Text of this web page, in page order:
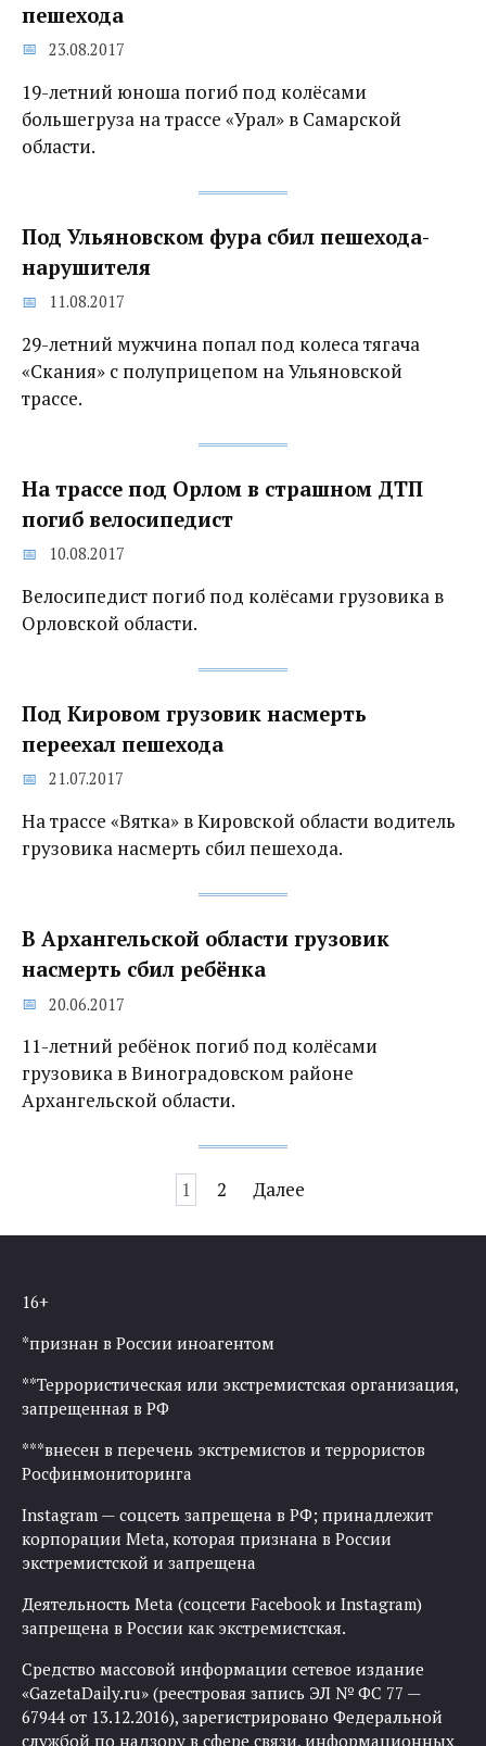
пешехода
23.08.2017
19-летний юноша погиб под колёсами
большегруза на трассе «Урал» в Самарской
области.
Под Ульяновском фура сбил пешехода-
нарушителя
11.08.2017
29-летний мужчина попал под колеса тягача
«Скания» с полуприцепом на Ульяновской
трассе.
На трассе под Орлом в страшном ДТП
погиб велосипедист
10.08.2017
Велосипедист погиб под колёсами грузовика в
Орловской области.
Под Кировом грузовик насмерть
переехал пешехода
21.07.2017
На трассе «Вятка» в Кировской области водитель
грузовика насмерть сбил пешехода.
В Архангельской области грузовик
насмерть сбил ребёнка
20.06.2017
11-летний ребёнок погиб под колёсами
грузовика в Виноградовском районе
Архангельской области.
записям
1 2 Далее
16+
*признан в России иноагентом
**Террористическая или экстремистская организация,
запрещенная в РФ
***внесен в перечень экстремистов и террористов
Росфинмониторинга
Instagram — соцсеть запрещена в РФ; принадлежит
корпорации Meta, которая признана в России
экстремистской и запрещена
Деятельность Meta (соцсети Facebook и Instagram)
запрещена в России как экстремистская.
Средство массовой информации сетевое издание
«GazetaDaily.ru» (реестровая запись ЭЛ № ФС 77 —
67944 от 13.12.2016), зарегистрировано Федеральной
службой по надзору в сфере связи, информационных